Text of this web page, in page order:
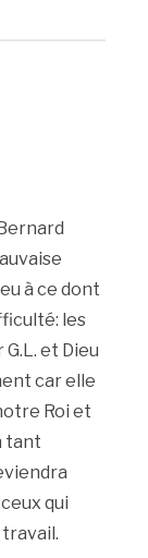
à ce dont
les
et Dieu
car elle
Roi et
tant
qui